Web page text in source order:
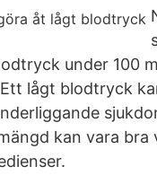
under 100
lågt blodtryck
kan vara bra